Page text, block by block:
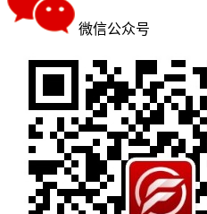
微信公众号